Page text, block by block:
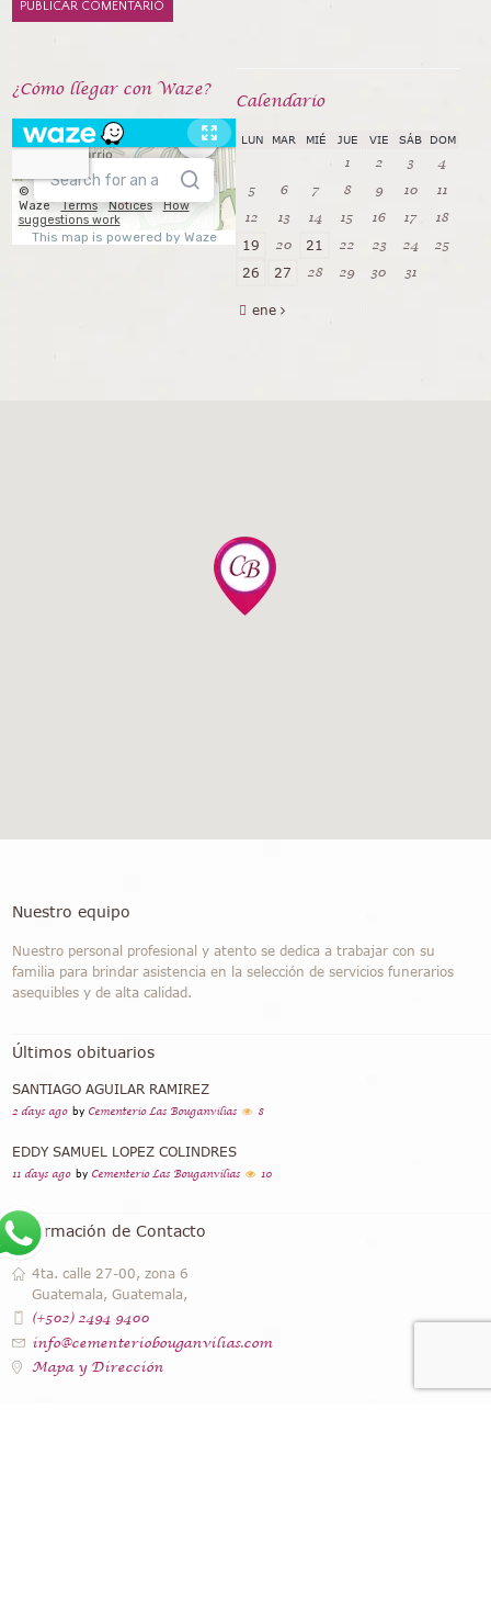
¿Cómo llegar con Waze?
Calendarío
LUN MAR MIÉ JUE VIE SÁB DOM
1 2 3
4
5
6 7 8 9 10
11
12
13 14 15 16 17 18
19 20 21 22 23 24 25
26 27 28 29 30 31
ene
Nuestro equipo
Nuestro personal profesional y atento se dedica a trabajar con su
familia para brindar asistencia en la selección de servicios funerarios
asequibles y de alta calidad.
Últimos obituarios
SANTIAGO AGUILAR RAMIREZ
2 days ago by Cementerio Las Bouganvilias 8
EDDY SAMUEL LOPEZ COLINDRES
11 days ago by Cementerio Las Bouganvilias 10
Información de Contacto
4ta. calle 27-00, zona 6
Guatemala, Guatemala,
(+502) 2494 9400
info@cementeriobouganvilias.com
Mapa y Dirección